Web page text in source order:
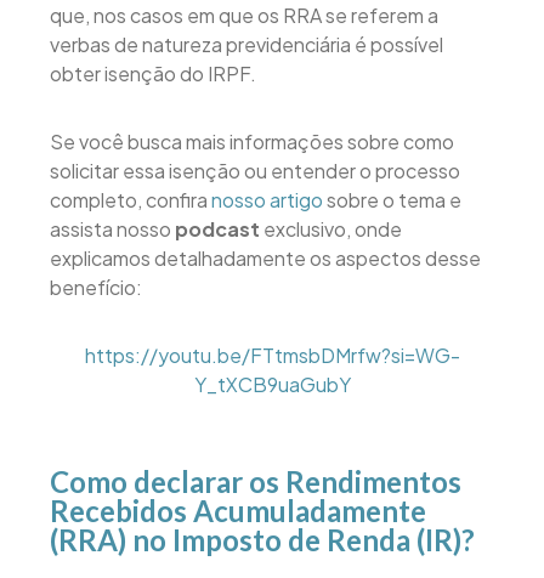
que, nos casos em que os RRA se referem a
verbas de natureza previdenciária é possível
obter isenção do IRPF.
Se você busca mais informações sobre como
solicitar essa isenção ou entender o processo
completo, confiranosso artigosobre o tema e
assista nosso podcast exclusivo, onde
explicamos detalhadamente os aspectos desse
benefício:
https://youtu.be/FTtmsbDMrfw?si=WG-
Y_tXCB9uaGubY
Como declarar os Rendimentos
Recebidos Acumuladamente
(RRA) no Imposto de Renda (IR)?